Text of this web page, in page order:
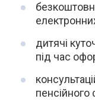
дитячі
під час